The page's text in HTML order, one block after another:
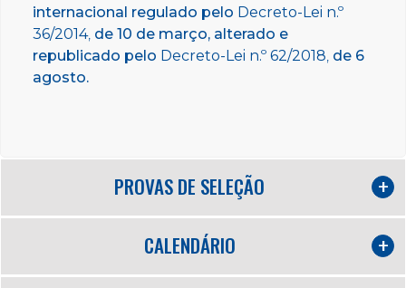
internacional regulado pelo Decreto-Lei n.º
36/2014, de 10 de março, alterado e
republicado pelo Decreto-Lei n.º 62/2018 de 6
agosto.
PROVAS DE SELEÇÃO
CALENDÁRIO